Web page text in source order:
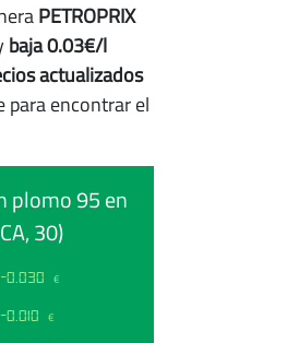
PETROPRIX
baja 0.03€/l
actualizados
para encontrar el
plomo 95 en
30)
-0.030 €
-0.010 €